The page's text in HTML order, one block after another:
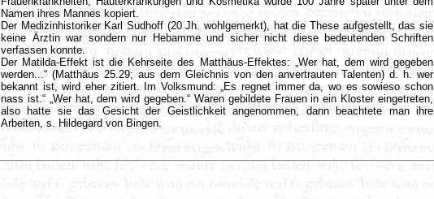
Namen ihres Mannes kopiert.
Der Medizinhistoriker Karl Sudhoff (20 Jh. wohlgemerkt), hat die These aufgestellt, das sie
keine Ärztin war sondern nur Hebamme und sicher nicht diese bedeutenden Schriften
verfassen konnte.
Der Matilda-Effekt ist die Kehrseite des Matthäus-Effektes: „Wer hat, dem wird gegeben
werden...“ (Matthäus 25.29; aus dem Gleichnis von den anvertrauten Talenten) d. h. wer
bekannt ist, wird eher zitiert. Im Volksmund: „Es regnet immer da, wo es sowieso schon
nass ist.“ „Wer hat, dem wird gegeben.“ Waren gebildete Frauen in ein Kloster eingetreten,
also hatte sie das Gesicht der Geistlichkeit angenommen, dann beachtete man ihre
Arbeiten, s. Hildegard von Bingen.